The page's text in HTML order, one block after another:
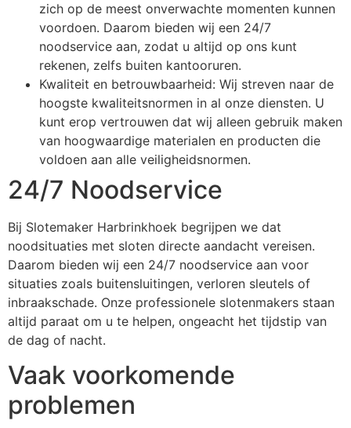
zich op de meest onverwachte momenten kunnen
voordoen. Daarom bieden wij een 24/7
noodservice aan, zodat u altijd op ons kunt
rekenen, zelfs buiten kantooruren.
Kwaliteit en betrouwbaarheid: Wij streven naar de
hoogste kwaliteitsnormen in al onze diensten. U
kunt erop vertrouwen dat wij alleen gebruik maken
van hoogwaardige materialen en producten die
voldoen aan alle veiligheidsnormen.
24/7 Noodservice
Bij Slotemaker Harbrinkhoek begrijpen we dat
noodsituaties met sloten directe aandacht vereisen.
Daarom bieden wij een 24/7 noodservice aan voor
situaties zoals buitensluitingen, verloren sleutels of
inbraakschade. Onze professionele slotenmakers staan
altijd paraat om u te helpen, ongeacht het tijdstip van
de dag of nacht.
Vaak voorkomende
problemen